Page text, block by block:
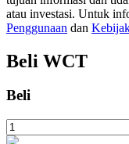
Investasi Otomatis
atau investasi. Untuk
Penggunaan dan
Beli WCT
Beli